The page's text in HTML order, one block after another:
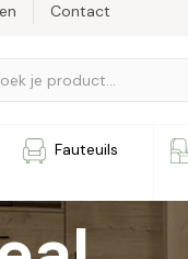
Contact
Fauteuils